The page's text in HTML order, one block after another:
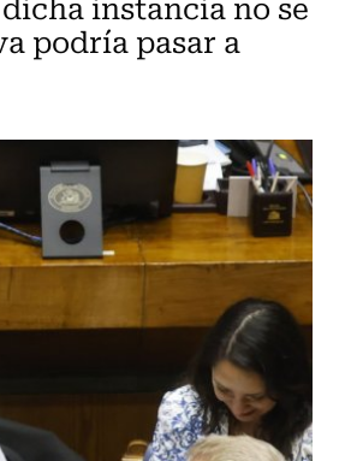
podría pasar a